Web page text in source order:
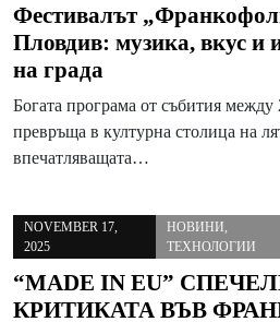
Фестивалът
Пловдив: музика, вкус и
на града
Богата програма от събития
превръща в културна столица на
впечатляващата…
NOVEMBER 17,
2025
НОВИНИ
ТЕХНОЛОГИИ
“MADE IN EU”
КРИТИКАТА ВЪВ